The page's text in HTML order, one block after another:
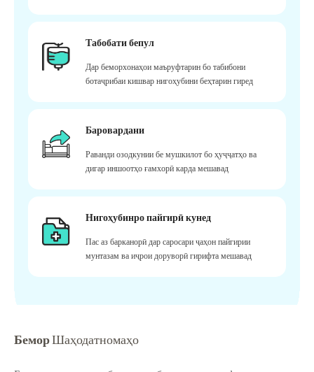
Табобати бепул
Дар беморхонаҳои маъруфтарин бо табибони
ботаҷрибаи кишвар нигоҳубини беҳтарин гиред
Баровардани
Раванди озодкунии бе мушкилот бо ҳуҷҷатҳо ва
дигар иншоотҳо ғамхорӣ карда мешавад
Нигоҳубинро пайгирӣ кунед
Пас аз барканорӣ дар саросари ҷаҳон пайгирии
мунтазам ва иҷрои доруворӣ гирифта мешавад
БеморШаҳодатномаҳо